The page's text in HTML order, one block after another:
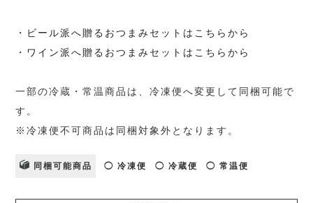
・ビール派へ贈るおつまみセットはこちらから
・ワイン派へ贈るおつまみセットはこちらから
一部の冷蔵・常温商品は、冷凍便へ変更して同梱可能で
す。
※冷凍便不可商品は同梱対象外となります。
同梱可能商品 ◯ 冷凍便 ◯ 冷蔵便 ◯ 常温便